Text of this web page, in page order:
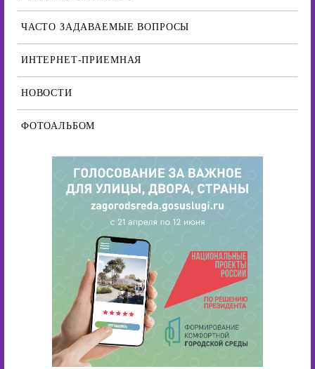
ЧАСТО ЗАДАВАЕМЫЕ ВОПРОСЫ
ИНТЕРНЕТ-ПРИЕМНАЯ
НОВОСТИ
ФОТОАЛЬБОМ